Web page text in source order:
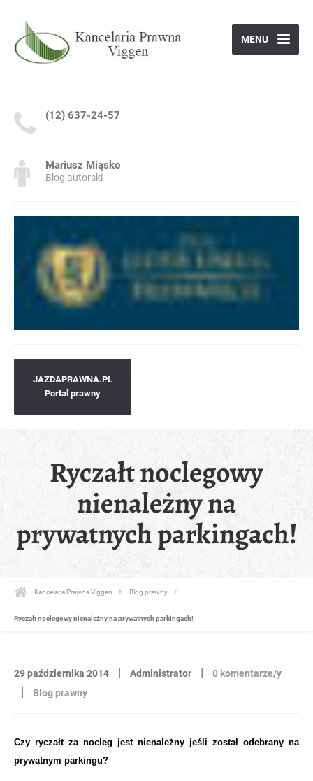
(12) 637-24-57
Mariusz Miąsko
Blog autorski
MENU
JAZDAPRAWNA.PL
Portal prawny
Ryczałt noclegowy
nienależny na
prywatnych parkingach!
Kancelaria Prawna Viggen Blog prawny
Ryczałt noclegowy nienależny na prywatnych parkingach!
29 października 2014 | Administrator | 0 komentarze/y
| Blog prawny
Czy ryczałt za nocleg jest nienależny jeśli został odebrany na
prywatnym parkingu?